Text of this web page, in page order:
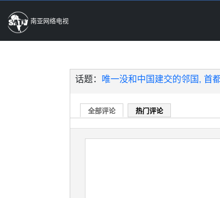
南亚网络电视
话题： 唯一没和中国建交的邻国, 首
全部评论 热门评论